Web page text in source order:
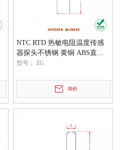
NTC RTD 热敏电阻温度传感
器探头不锈钢 黄铜 ABS直管
平头保护外壳
型号： ZG
询价